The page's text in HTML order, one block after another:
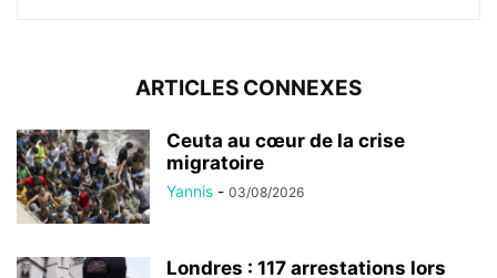
ARTICLES CONNEXES
Ceuta au cœur de la crise
migratoire
Yannis - 03/08/2026
Londres : 117 arrestations lors